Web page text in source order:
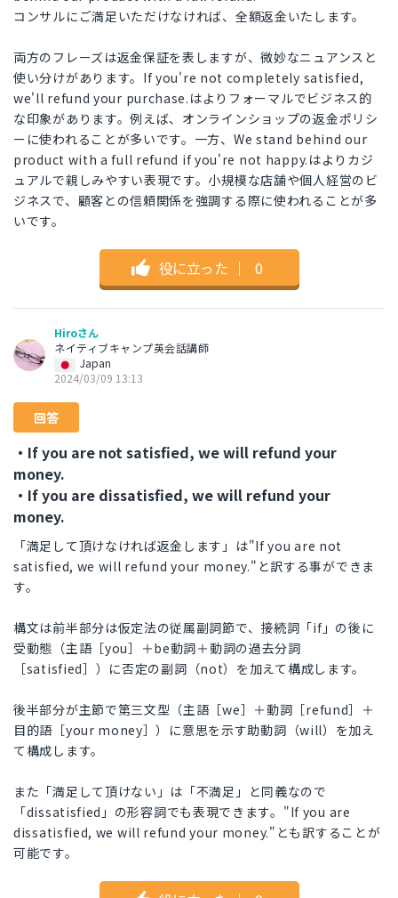
コンサルにご満足いただけなければ、全額返金いたします。
両方のフレーズは返金保証を表しますが、微妙なニュアンスと
使い分けがあります。If you're not completely satisfied,
we'll refund your purchase.はよりフォーマルでビジネス的
な印象があります。例えば、オンラインショップの返金ポリシ
ーに使われることが多いです。一方、We stand behind our
product with a full refund if you're not happy.はよりカジ
ュアルで親しみやすい表現です。小規模な店舗や個人経営のビ
ジネスで、顧客との信頼関係を強調する際に使われることが多
いです。
役に立った ｜ 0
Hiroさん
ネイティブキャンプ英会話講師
Japan
2024/03/09 13:13
回答
・If you are not satisfied, we will refund your
money.
・If you are dissatisfied, we will refund your
money.
「満足して頂けなければ返金します」は"If you are not
satisfied, we will refund your money."と訳する事ができま
す。
構文は前半部分は仮定法の従属副詞節で、接続詞「if」の後に
受動態（主語［you］＋be動詞＋動詞の過去分詞
［satisfied］）に否定の副詞（not）を加えて構成します。
後半部分が主節で第三文型（主語［we］＋動詞［refund］＋
目的語［your money］）に意思を示す助動詞（will）を加え
て構成します。
また「満足して頂けない」は「不満足」と同義なので
「dissatisfied」の形容詞でも表現できます。"If you are
dissatisfied, we will refund your money."とも訳することが
可能です。